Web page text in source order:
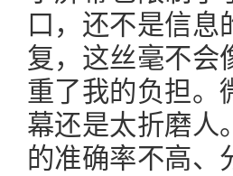
口，还不是信
复，这丝毫不会
重了我的负担。
幕还是太折磨人
的准确率不高、